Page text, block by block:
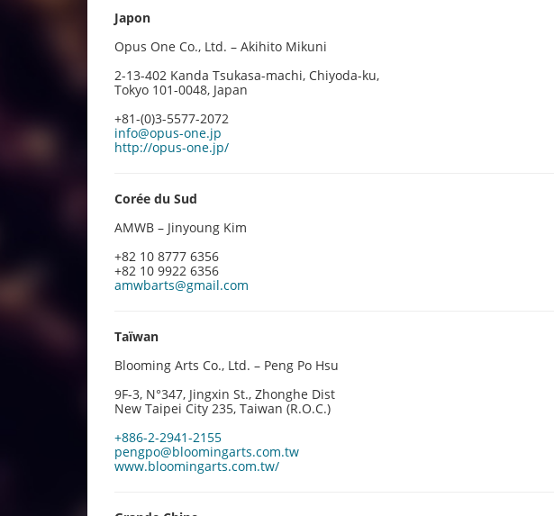
Japon
Opus One Co., Ltd. – Akihito Mikuni
2-13-402 Kanda Tsukasa-machi, Chiyoda-ku,
Tokyo 101-0048, Japan
+81-(0)3-5577-2072
info@opus-one.jp
http://opus-one.jp/
Corée du Sud
AMWB – Jinyoung Kim
+82 10 8777 6356
+82 10 9922 6356
amwbarts@gmail.com
Taïwan
Blooming Arts Co., Ltd. – Peng Po Hsu
9F-3, N°347, Jingxin St., Zhonghe Dist
New Taipei City 235, Taiwan (R.O.C.)
+886-2-2941-2155
pengpo@bloomingarts.com.tw
www.bloomingarts.com.tw/